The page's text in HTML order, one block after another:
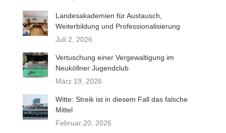
Landesakademien für Austausch,
Weiterbildung und Professionalisierung
Juli 2, 2026
Vertuschung einer Vergewaltigung im
Neuköllner Jugendclub
März 19, 2026
Witte: Streik ist in diesem Fall das falsche
Mittel
Februar 20, 2026